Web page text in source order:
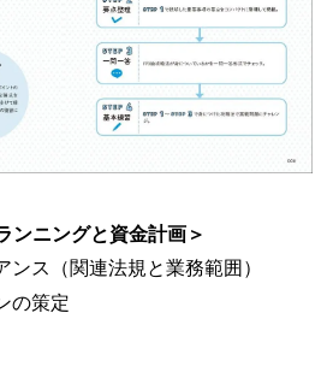
ンニングと資金計画＞
ンス（関連法規と業務範囲）
の策定